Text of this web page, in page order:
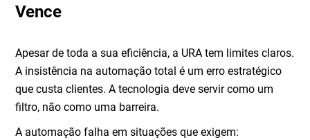
Vence
Apesar de toda a sua eficiência, a URA tem limites claros.
A insistência na automação total é um erro estratégico
que custa clientes. A tecnologia deve servir como um
filtro, não como uma barreira.
A automação falha em situações que exigem: